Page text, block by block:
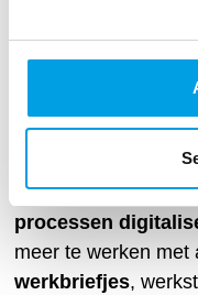
persoonsgegevens.
Atrea
Systems
Met Atrea
u gemakkelijk een
processen
meer te werken met
werkbriefjes,